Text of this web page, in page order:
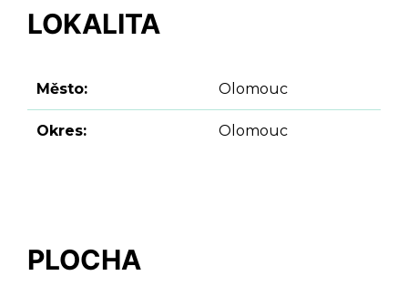
LOKALITA
Město: Olomouc
Okres: Olomouc
PLOCHA